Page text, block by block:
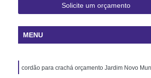
Catarina
Cordão de Crachá
Cordão para Crachá Digital
Cordão Poliéster para Crachá
Solicite um orçamento
MENU
cordão para crachá orçamento Jardim Novo